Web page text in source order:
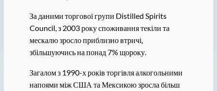
За даними торгової групи Distilled Spirits
Council, з 2003 року споживання текіли та
мескалю зросло приблизно втричі,
збільшуючись на понад 7% щороку.
Загалом з 1990-х років торгівля алкогольними
напоями між США та Мексикою зросла більш